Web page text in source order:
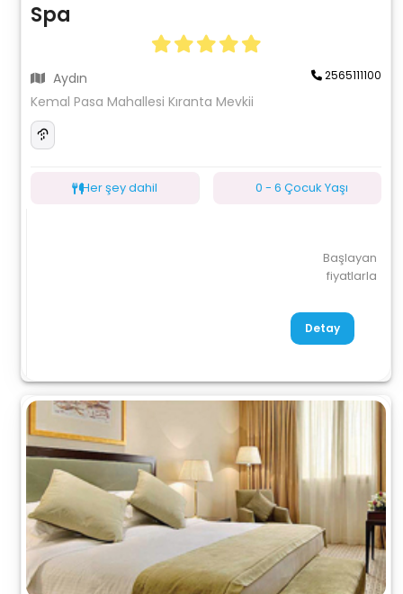
Spa
Aydın 2565111100
Kemal Pasa Mahallesi Kıranta Mevkii
Her şey dahil 0 - 6 Çocuk Yaşı
Başlayan
fiyatlarla
Detay